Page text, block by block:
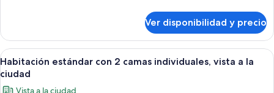
doble
Deluxe
Ver disponibilidad y precio
Ver
todas
las
Habitación de hotel con dos camas,
4
Habitación estándar con 2 camas individuales, vista a la
ciudad
Vista a la ciudad